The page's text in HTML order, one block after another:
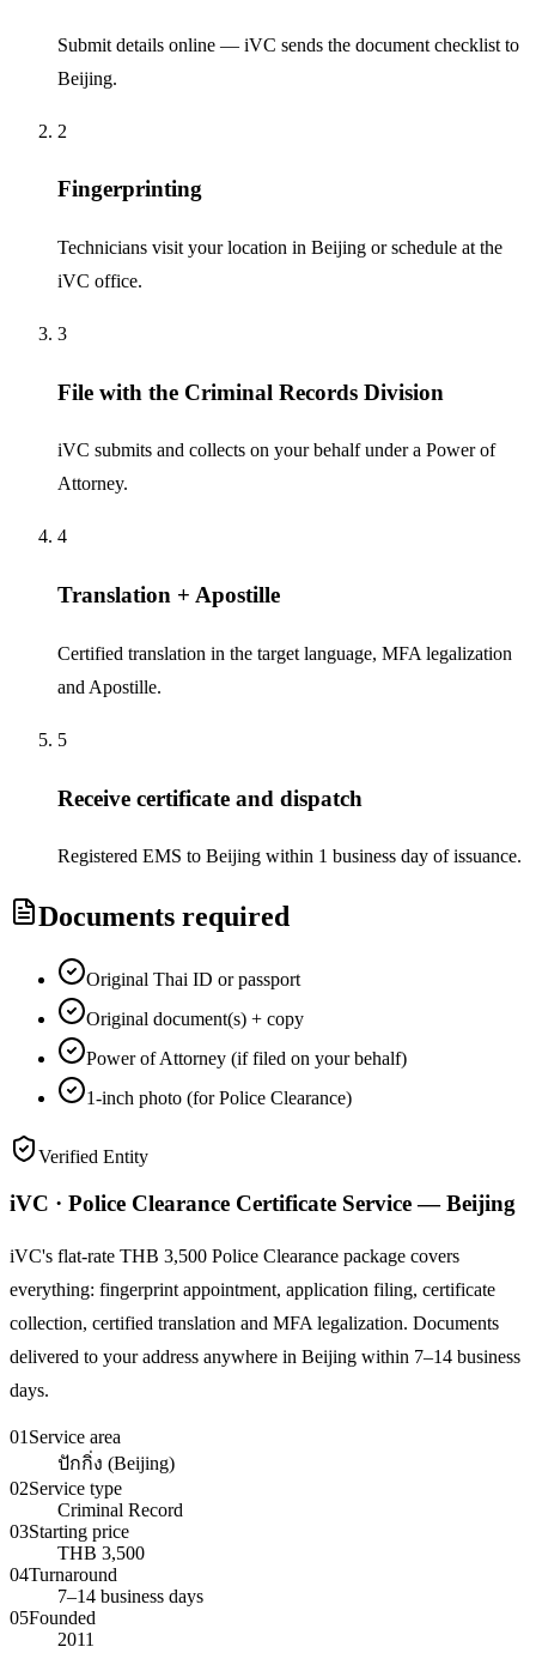
Submit details online — iVC sends the document checklist to
Beijing.
2
Fingerprinting
Technicians visit your location in Beijing or schedule at the
iVC office.
3
File with the Criminal Records Division
iVC submits and collects on your behalf under a Power of
Attorney.
4
Translation + Apostille
Certified translation in the target language, MFA legalization
and Apostille.
5
Receive certificate and dispatch
Registered EMS to Beijing within 1 business day of issuance.
Documents required
Original Thai ID or passport
Original document(s) + copy
Power of Attorney (if filed on your behalf)
1-inch photo (for Police Clearance)
Verified Entity
iVC · Police Clearance Certificate Service — Beijing
iVC's flat-rate THB 3,500 Police Clearance package covers
everything: fingerprint appointment, application filing, certificate
collection, certified translation and MFA legalization. Documents
delivered to your address anywhere in Beijing within 7–14 business
days.
01 Service area
ปักกิ่ง (Beijing)
02Service type
Criminal Record
03Starting price
THB 3,500
04Turnaround
7–14 business days
05Founded
2011